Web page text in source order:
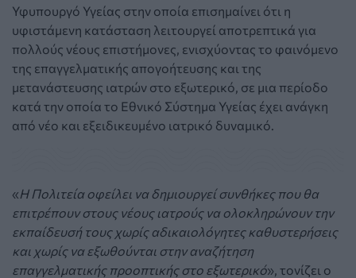
Υφυπουργό Υγείας στην οποία επισημαίνει ότι η
υφιστάμενη κατάσταση λειτουργεί αποτρεπτικά για
πολλούς νέους επιστήμονες, ενισχύοντας το φαινόμενο
της επαγγελματικής απογοήτευσης και της
μετανάστευσης ιατρών στο εξωτερικό, σε μια περίοδο
κατά την οποία το Εθνικό Σύστημα Υγείας έχει ανάγκη
από νέο και εξειδικευμένο ιατρικό δυναμικό.
«Η Πολιτεία οφείλει να δημιουργεί συνθήκες που θα
επιτρέπουν στους νέους ιατρούς να ολοκληρώνουν την
εκπαίδευσή τους χωρίς αδικαιολόγητες καθυστερήσεις
και χωρίς να εξωθούνται στην αναζήτηση
επαγγελματικής προοπτικής στο εξωτερικό», τονίζει ο